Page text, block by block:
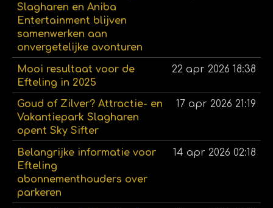
Slagharen en Aniba
Entertainment blijven
samenwerken aan
onvergetelijke avonturen
Mooi resultaat voor de
Efteling in 2025
22 apr 2026 18:38
Goud of Zilver? Attractie- en
Vakantiepark Slagharen
opent Sky Sifter
17 apr 2026 21:19
Belangrijke informatie voor
Efteling
abonnementhouders over
parkeren
14 apr 2026 02:18